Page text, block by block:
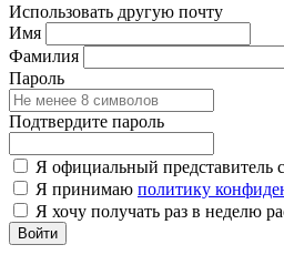
Использовать другую почту
Имя
Фамилия
Пароль
Подтвердите пароль
Я официальный представитель
Я принимаю политику
Я хочу получать раз в неделю
Войти